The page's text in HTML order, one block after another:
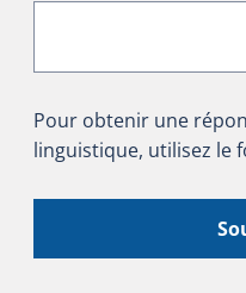
Pour obtenir une
linguistique, utilisez le